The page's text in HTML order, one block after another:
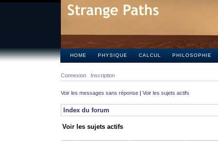
HOME PHYSIQUE CALCUL PHILOSOPHIE
Connexion Inscription
Voir les messages sans réponse | Voir les sujets actifs
Index du forum
Voir les sujets actifs